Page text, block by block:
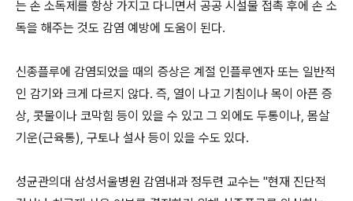
는 손 소독제를 항상 가지고 다니면서 공공 시설물 접촉 후에 손 소
독을 해주는 것도 감염 예방에 도움이 된다.
신종플루에 감염되었을 때의 증상은 계절 인플루엔자 또는 일반적
인 감기와 크게 다르지 않다. 즉, 열이 나고 기침이나 목이 아픈 증
상, 콧물이나 코막힘 등이 있을 수 있고 그 외에도 두통이나, 몸살
기운(근육통), 구토나 설사 등이 있을 수도 있다.
성균관의대 삼성서울병원 감염내과 정두련 교수는 "현재 진단적